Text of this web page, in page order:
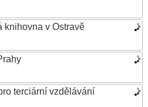
knihovna v Ostravě
terciární vzdělávání